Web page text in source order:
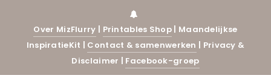
Over MizFlurry | Printables Shop | Maandelijkse
InspiratieKit | Contact & samenwerken | Privacy &
Disclaimer | Facebook-groep